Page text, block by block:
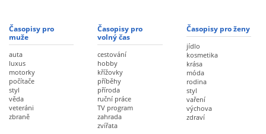
Časopisy pro
muže
auta
luxus
motorky
počítače
styl
věda
veteráni
zbraně
Časopisy pro
volný čas
cestování
hobby
křížovky
příběhy
příroda
ruční práce
TV program
zahrada
zvířata
Časopisy pro ženy
jídlo
kosmetika
krása
móda
rodina
styl
vaření
výchova
zdraví